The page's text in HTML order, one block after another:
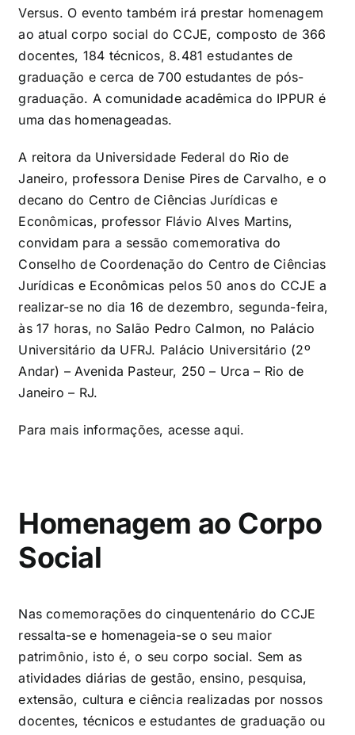
Versus. O evento também irá prestar homenagem
ao atual corpo social do CCJE, composto de 366
docentes, 184 técnicos, 8.481 estudantes de
graduação e cerca de 700 estudantes de pós-
graduação. A comunidade acadêmica do IPPUR é
uma das homenageadas.
A reitora da Universidade Federal do Rio de
Janeiro, professora Denise Pires de Carvalho, e o
decano do Centro de Ciências Jurídicas e
Econômicas, professor Flávio Alves Martins,
convidam para a sessão comemorativa do
Conselho de Coordenação do Centro de Ciências
Jurídicas e Econômicas pelos 50 anos do CCJE a
realizar-se no dia 16 de dezembro, segunda-feira,
às 17 horas, no Salão Pedro Calmon, no Palácio
Universitário da UFRJ. Palácio Universitário (2º
Andar) – Avenida Pasteur, 250 – Urca – Rio de
Janeiro – RJ.
Para mais informações, acesseaqui.
Homenagem ao Corpo
Social
Nas comemorações do cinquentenário do CCJE
ressalta-se e homenageia-se o seu maior
patrimônio, isto é, o seu corpo social. Sem as
atividades diárias de gestão, ensino, pesquisa,
extensão, cultura e ciência realizadas por nossos
docentes, técnicos e estudantes de graduação ou